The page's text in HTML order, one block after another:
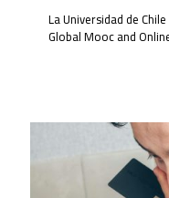
La Universidad de
Global Mooc and